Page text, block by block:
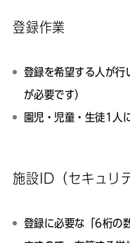
登録作業
登録を希望する人が行
が必要です）
園児・児童・生徒1人
施設ID（セキュリ
登録に必要な「6桁の